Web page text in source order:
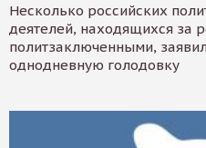
Несколько российских
деятелей, находящихся за
политзаключенными,
однодневную голодовку